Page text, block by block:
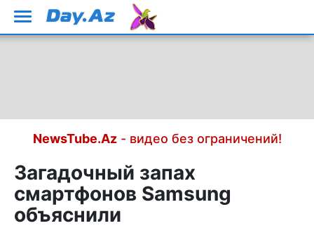
NewsTube.Az- видео без ограничений!
Загадочный запах
смартфонов Samsung
объяснили